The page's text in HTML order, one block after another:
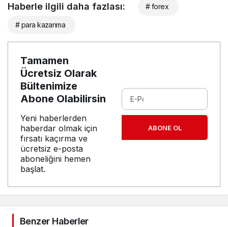
Haberle ilgili daha fazlası: # forex
# para kazanma
Tamamen
Ücretsiz Olarak
Bültenimize
Abone Olabilirsin
Yeni haberlerden
haberdar olmak için
fırsatı kaçırma ve
ücretsiz e-posta
aboneliğini hemen
başlat.
ABONE OL
Benzer Haberler